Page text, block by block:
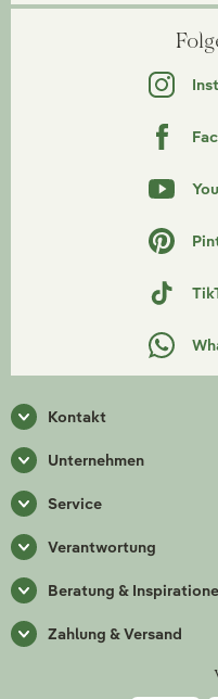
Kontakt
Unternehmen
Service
Verantwortung
Beratung &
Zahlung & Versand